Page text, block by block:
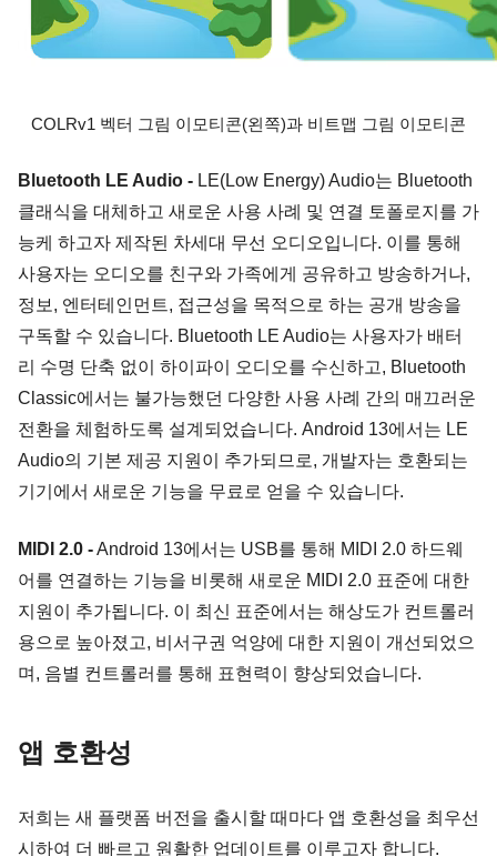
COLRv1 벡터 그림 이모티콘(왼쪽)과 비트맵 그림 이모티콘
Bluetooth LE Audio - LE(Low Energy) Audio는 Bluetooth
클래식을 대체하고 새로운 사용 사례 및 연결 토폴로지를 가
능케 하고자 제작된 차세대 무선 오디오입니다. 이를 통해
사용자는 오디오를 친구와 가족에게 공유하고 방송하거나,
정보, 엔터테인먼트, 접근성을 목적으로 하는 공개 방송을
구독할 수 있습니다. Bluetooth LE Audio는 사용자가 배터
리 수명 단축 없이 하이파이 오디오를 수신하고, Bluetooth
Classic에서는 불가능했던 다양한 사용 사례 간의 매끄러운
전환을 체험하도록 설계되었습니다. Android 13에서는 LE
Audio의 기본 제공 지원이 추가되므로, 개발자는 호환되는
기기에서 새로운 기능을 무료로 얻을 수 있습니다.
MIDI 2.0 - Android 13에서는 USB를 통해 MIDI 2.0 하드웨
어를 연결하는 기능을 비롯해 새로운 MIDI 2.0 표준에 대한
지원이 추가됩니다. 이 최신 표준에서는 해상도가 컨트롤러
용으로 높아졌고, 비서구권 억양에 대한 지원이 개선되었으
며, 음별 컨트롤러를 통해 표현력이 향상되었습니다.
앱 호환성
저희는 새 플랫폼 버전을 출시할 때마다 앱 호환성을 최우선
시하여 더 빠르고 원활한 업데이트를 이루고자 합니다.